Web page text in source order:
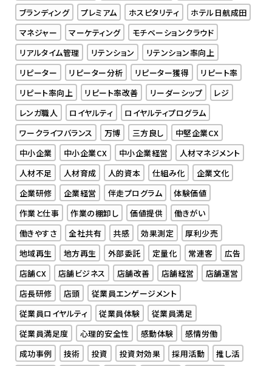
ブランディング
プレミアム ホスピタリティ
ホテル日航成田
マネジャー
マーケティング
モチベーションクラウド
リアルタイム管理
リテンション
リテンション率向上
リピーター
リピーター分析 リピーター獲得
リピート率
リピート率向上
リピート率改善 リーダーシップ
レジ
レンガ職人
ロイヤルティ
ロイヤルティプログラム
ワークライフバランス
万博 三方良し
中堅企業CX
中小企業
中小企業CX 中小企業経営
人材マネジメント
人材不足
人材育成 人的資本 仕組み化
企業文化
企業研修
企業経営 伴走プログラム
体験価値
作業と仕事
作業の棚卸し 価値提供
働きがい
働きやすさ
全社共有 共感 効果測定
厚利少売
地域再生
地方再生 外部委託 定量化 常連客
広告
店舗CX
店舗ビジネス 店舗改善 店舗経営
店舗運営
店長研修
店頭
従業員エンゲージメント
従業員ロイヤルティ
従業員体験
従業員満足
従業員満足度
心理的安全性 感動体験
感情労働
成功事例
技術 投資 投資対効果 採用活動
推し活